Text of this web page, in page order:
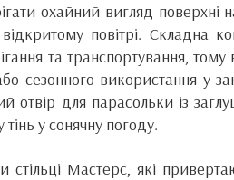
охайний вигляд поверхні
повітрі. Складна
та транспортування, тому
сезонного використання у
отвір для парасольки із
у сонячну погоду.
Мастерс, які